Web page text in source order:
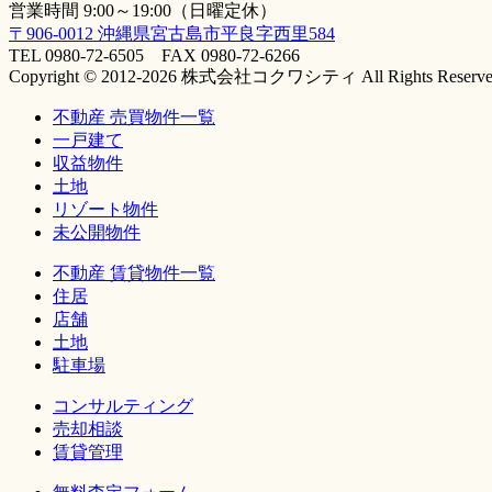
営業時間 9:00～19:00（日曜定休）
〒906-0012 沖縄県宮古島市平良字西里584
TEL 0980-72-6505 FAX 0980-72-6266
Copyright © 2012-2026 株式会社コクワシティ All Rights
不動産 売買物件一覧
一戸建て
収益物件
土地
リゾート物件
未公開物件
不動産 賃貸物件一覧
住居
店舗
土地
駐車場
コンサルティング
売却相談
賃貸管理